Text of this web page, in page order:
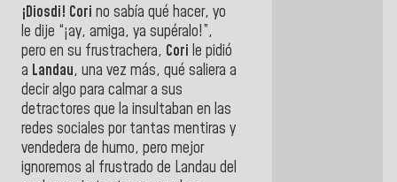
¡Diosdi! Cori no sabía qué hacer, yo
le dije “¡ay, amiga, ya supéralo!”,
pero en su frustrachera, Cori le pidió
a Landau, una vez más, qué saliera a
decir algo para calmar a sus
detractores que la insultaban en las
redes sociales por tantas mentiras y
vendedera de humo, pero mejor
ignoremos al frustrado de Landau del